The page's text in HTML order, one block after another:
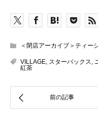
＜閉店アーカイブ＞ティー
VILLAGE, スターバックス,
紅茶